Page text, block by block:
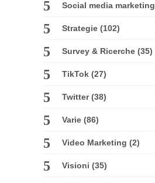
Social media marketing
Strategie (102)
Survey & Ricerche (35)
TikTok (27)
Twitter(38)
Varie (86)
Video Marketing (2)
Visioni (35)